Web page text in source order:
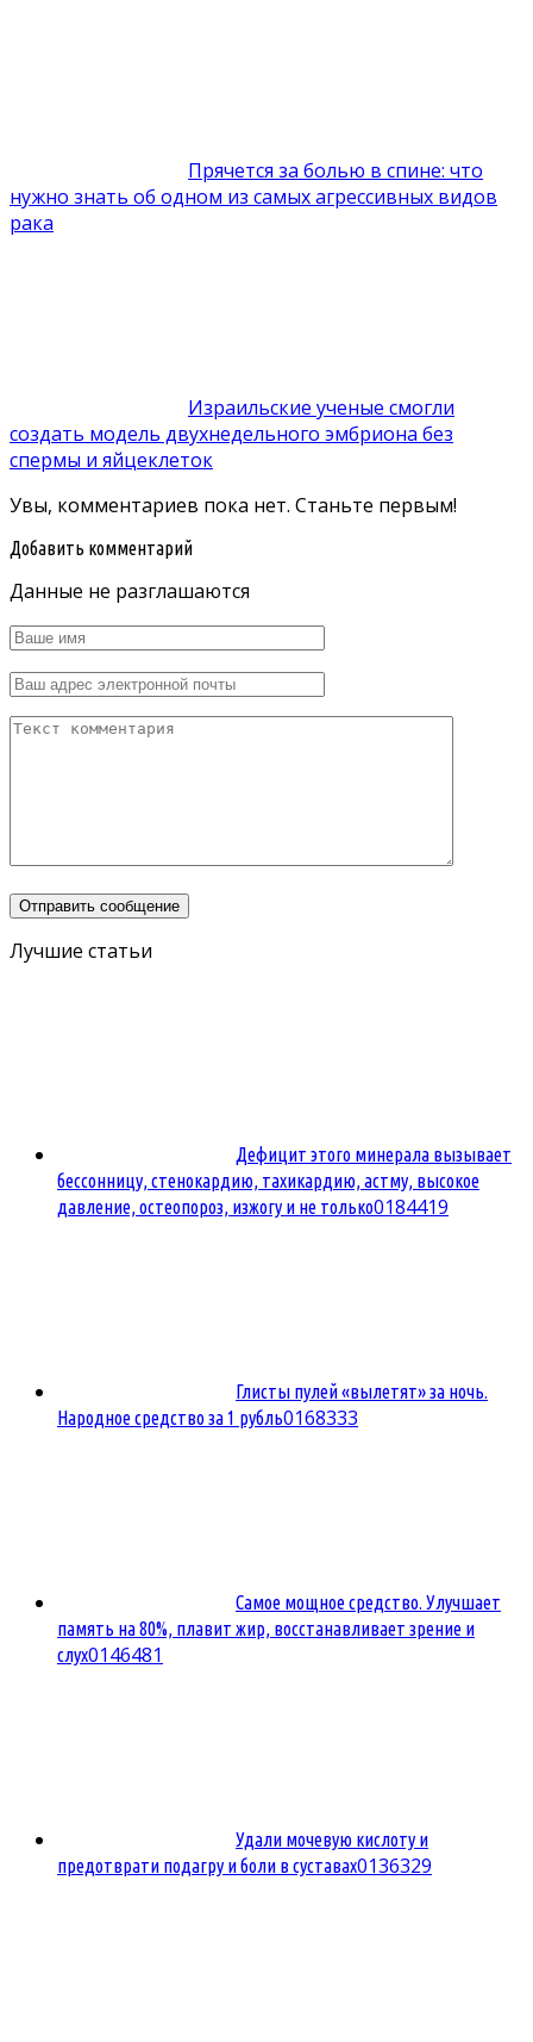
Прячется за болью в спине: что
нужно знать об одном из самых агрессивных видов
рака
Израильские ученые смогли
создать модель двухнедельного эмбриона без
спермы и яйцеклеток
Увы, комментариев пока нет. Станьте первым!
Добавить комментарий
Данные не разглашаются
Лучшие статьи
Дефицит этого минерала вызывает
бессонницу, стенокардию, тахикардию, астму, высокое
давление, остеопороз, изжогу и не только0184419
Глисты пулей «вылетят» за ночь.
Народное средство за 1 рубль0168333
Самое мощное средство. Улучшает
память на 80%, плавит жир, восстанавливает зрение и
слух0146481
Удали мочевую кислоту и
предотврати подагру и боли в суставах0136329